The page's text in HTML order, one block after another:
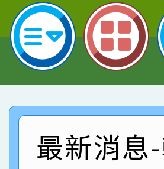
名 指導老師
園市英語競
指導老師林
賀！本校參
賽 劉文瑛
臺灣台語-第
賀！本校參
市賽榮獲科
創客第三名
賀！本校參
賽 洪綺君教
名
賀！本校阿
倩參加桃園
賀！本校四
最新消息